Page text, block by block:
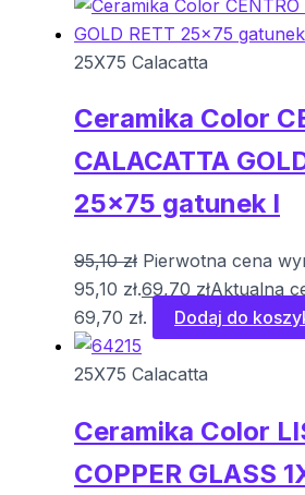
25X75 Calacatta
Ceramika Color
CALACATTA
25×75 gatunek I
95,10zł Pierwotna cena
95,10 zł.69,70 złAktualna
69,70 zł.
Dodaj do
25X75 Calacatta
Ceramika Color
COPPER GLASS